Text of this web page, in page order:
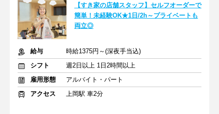
【すき家の店舗スタッフ】セルフオーダーで
簡単！未経験OK★1日/2h～プライベートも
両立◎
給与
時給1375円～(深夜手当込)
シフト
週2日以上 1日2時間以上
雇用形態
アルバイト・パート
アクセス
上岡駅 車2分